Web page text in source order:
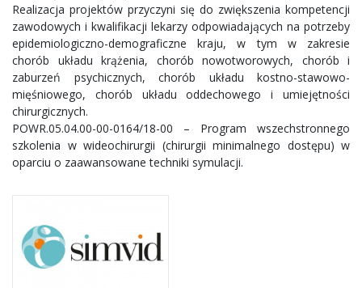
Realizacja projektów przyczyni się do zwiększenia kompetencji
zawodowych i kwalifikacji lekarzy odpowiadających na potrzeby
epidemiologiczno-demograficzne kraju, w tym w zakresie
chorób układu krążenia, chorób nowotworowych, chorób i
zaburzeń psychicznych, chorób układu kostno-stawowo-
mięśniowego, chorób układu oddechowego i umiejętności
chirurgicznych.
POWR.05.04.00-00-0164/18-00 – Program wszechstronnego
szkolenia w wideochirurgii (chirurgii minimalnego dostępu) w
oparciu o zaawansowane techniki symulacji.